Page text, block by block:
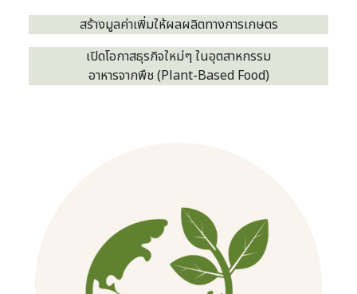
สร้างมูลค่าเพิ่มให้ผลผลิตทางการเกษตร
เปิดโอกาสธุรกิจใหม่ๆ ในอุตสาหกรรม
อาหารจากพืช (Plant-Based Food)